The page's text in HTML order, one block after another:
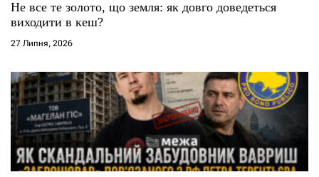
Не все те золото, що земля: як довго доведеться
виходити в кеш?
27 Липня, 2026